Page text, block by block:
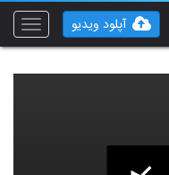
Toggle
آپلود ویدیو